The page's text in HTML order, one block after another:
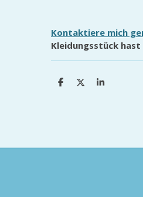
Kontaktiere mich
Kleidungsstück hast
T
T
T